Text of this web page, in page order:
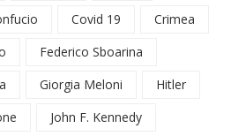
Covid 19
Crimea
Federico Sboarina
Giorgia Meloni
Hitler
John F. Kennedy